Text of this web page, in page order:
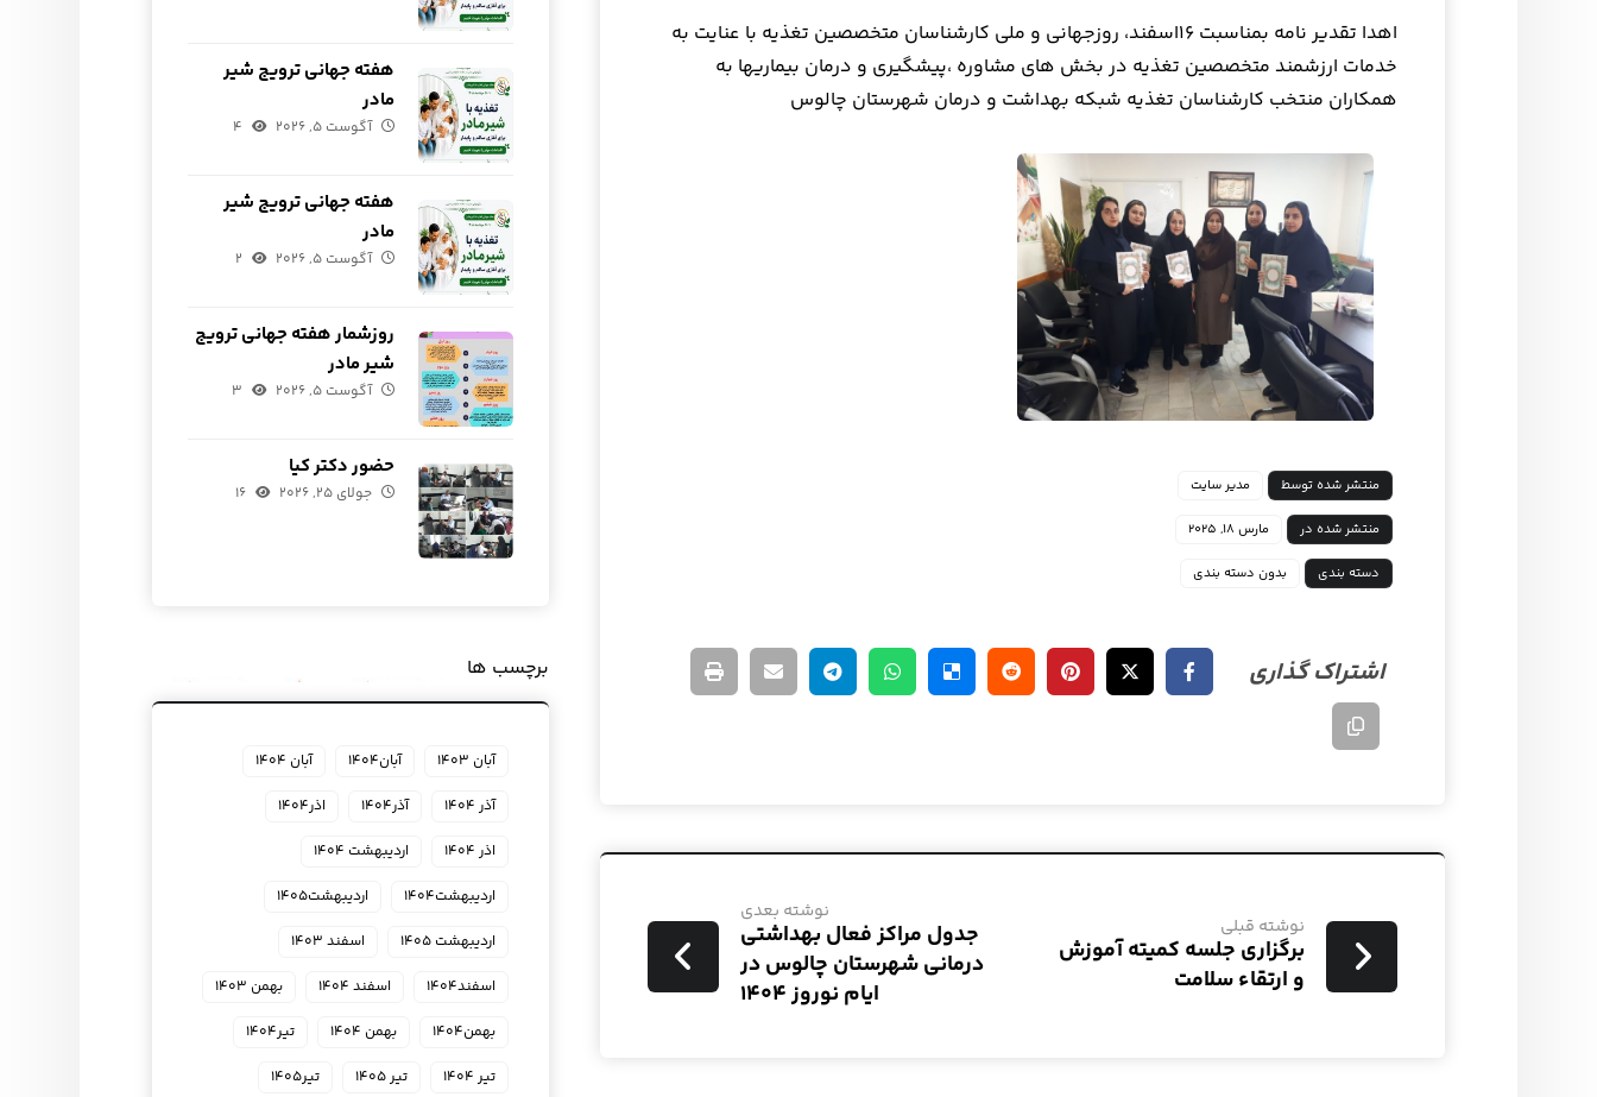
اهدا تقدیر نامه بمناسبت ۱۶اسفند، روزجهانی و ملی کارشناسان متخصصین تغذیه با عنایت به
خدمات ارزشمند متخصصین تغذیه در بخش های مشاوره ،پیشگیری و درمان بیماریها به
همکاران منتخب کارشناسان تغذیه شبکه بهداشت و درمان شهرستان چالوس
منتشر شده توسط مدیر سایت
منتشر شده در مارس ۱۸, ۲۰۲۵
دسته بندی بدون دسته بندی
نوشته قبلی
برگزاری جلسه کمیته آموزش
و ارتقاء سلامت
نوشته بعدی
جدول مراکز فعال بهداشتی
درمانی شهرستان چالوس در
ایام نوروز ۱۴۰۴
هفته جهانی ترویج شیر
مادر
آگوست ۵, ۲۰۲۶ ۴
هفته جهانی ترویج شیر
مادر
آگوست ۵, ۲۰۲۶ ۲
روزشمار هفته جهانی ترویج
شیر مادر
آگوست ۵, ۲۰۲۶ ۳
حضور دکتر کیا
جولای ۲۵, ۲۰۲۶ ۱۶
برچسب ها
آبان ۱۴۰۳ آبان۱۴۰۴
آبان ۱۴۰۴
آذر ۱۴۰۴
آذر۱۴۰۴
اذر۱۴۰۴
اذر ۱۴۰۴
اردیبهشت ۱۴۰۴
اردیبهشت۱۴۰۴
اردیبهشت۱۴۰۵
اردیبهشت ۱۴۰۵
اسفند ۱۴۰۳
اسفند۱۴۰۴
اسفند ۱۴۰۴
بهمن ۱۴۰۳
بهمن۱۴۰۴
بهمن ۱۴۰۴
تیر۱۴۰۴
تیر ۱۴۰۴
تیر ۱۴۰۵
تیر۱۴۰۵